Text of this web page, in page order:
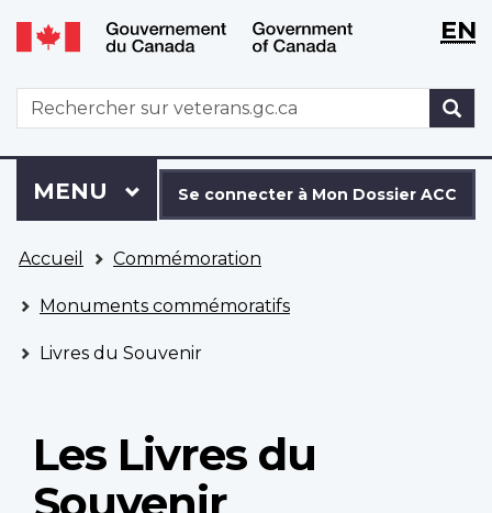
Aller
au
principal
Passer
à
version
HTML
simplifiée
WxT
WxTEN
WxT
Search
form
connecter
à
Dossier
ACC
Se connecter à Mon Dossier ACC
Menu
MENU PRINCIPAL
êtes
ici
Accueil Commémoration
Monuments commémoratifs
Livres du Souvenir
Les Livres du